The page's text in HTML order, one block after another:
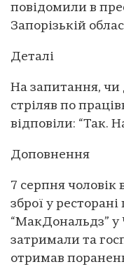
повідомили в
Запорізькій
Деталі
На запитання, чи
стріляв по
відповіли: “Так.
Доповнення
7 серпня чоловік
зброї у
“МакДональдз” у
затримали та
отримав